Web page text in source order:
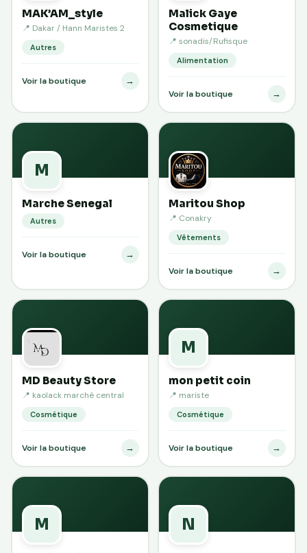
MAK’AM_style
📍 Dakar / Hann Maristes 2
Autres
Voir la boutique →
Malick Gaye
Cosmetique
📍 sonadis/Rufisque
Alimentation
Voir la boutique →
M
Marche Senegal
Autres
Voir la boutique →
Maritou Shop
📍 Conakry
Vêtements
Voir la boutique →
MD Beauty Store
📍 kaolack marché central
Cosmétique
Voir la boutique →
M
mon petit coin
📍 mariste
Cosmétique
Voir la boutique →
M N